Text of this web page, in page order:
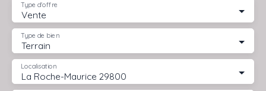
Vente
Type d'offre
Terrain
Type de bien
La Roche-Maurice 29800
Localisation